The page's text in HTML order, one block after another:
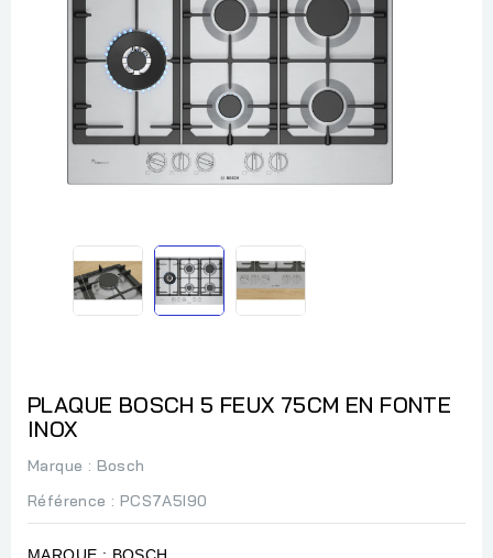
PLAQUE BOSCH 5 FEUX 75CM EN FONTE
INOX
Marque : Bosch
Référence : PCS7A5I90
MARQUE : BOSCH